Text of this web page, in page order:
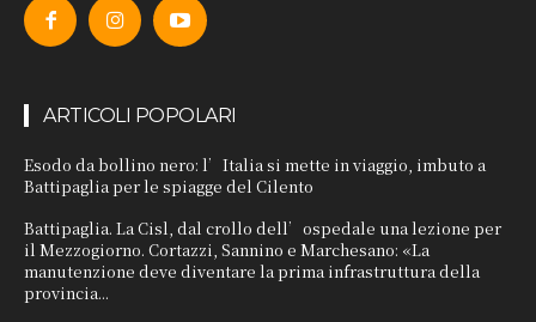
ARTICOLI POPOLARI
Esodo da bollino nero: l’Italia si mette in viaggio, imbuto a
Battipaglia per le spiagge del Cilento
Battipaglia. La Cisl, dal crollo dell’ospedale una lezione per
il Mezzogiorno. Cortazzi, Sannino e Marchesano: «La
manutenzione deve diventare la prima infrastruttura della
provincia...